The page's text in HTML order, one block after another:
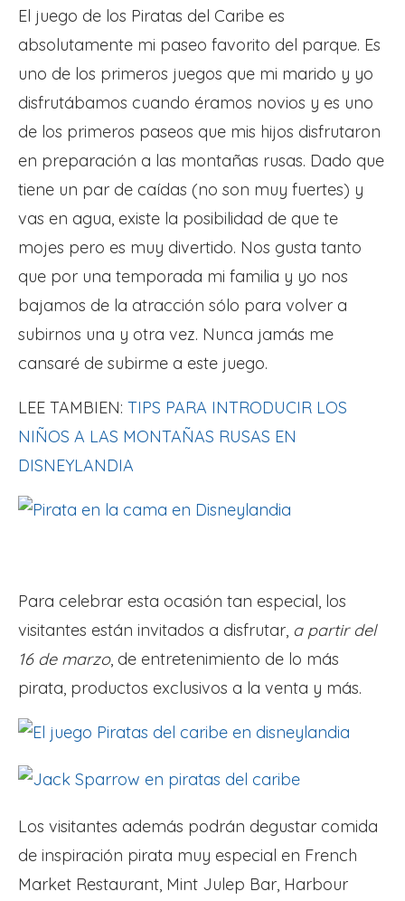
El juego de los Piratas del Caribe es
absolutamente mi paseo favorito del parque. Es
uno de los primeros juegos que mi marido y yo
disfrutábamos cuando éramos novios y es uno
de los primeros paseos que mis hijos disfrutaron
en preparación a las montañas rusas. Dado que
tiene un par de caídas (no son muy fuertes) y
vas en agua, existe la posibilidad de que te
mojes pero es muy divertido. Nos gusta tanto
que por una temporada mi familia y yo nos
bajamos de la atracción sólo para volver a
subirnos una y otra vez. Nunca jamás me
cansaré de subirme a este juego.
LEE TAMBIEN: TIPS PARA INTRODUCIR LOS
NIÑOS A LAS MONTAÑAS RUSAS EN
DISNEYLANDIA
Para celebrar esta ocasión tan especial, los
visitantes están invitados a disfrutar, a partir del
16 de marzo, de entretenimiento de lo más
pirata, productos exclusivos a la venta y más.
Los visitantes además podrán degustar comida
de inspiración pirata muy especial en French
Market Restaurant, Mint Julep Bar, Harbour